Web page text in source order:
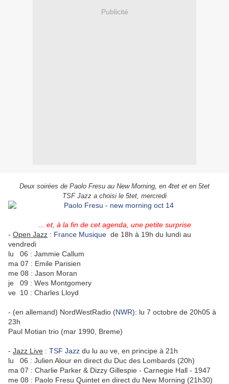
Publicité
Deux soirées de Paolo Fresu au New Morning, en 4tet et en 5tet
TSF Jazz a choisi le 5tet, mercredi
... et, à la fin de cet agenda, une petite surprise
- Open Jazz : France Musique de 18h à 19h du lundi au
vendredi
lu 06 : Jammie Callum
ma 07 : Emile Parisien
me 08 : Jason Moran
je 09 : Wes Montgomery
ve 10 : Charles Lloyd
- (en allemand) NordWestRadio (NWR): lu 7 octobre de 20h05 à
23h
Paul Motian trio (mar 1990, Breme)
- Jazz Live : TSF Jazz du lu au ve, en principe à 21h
lu 06 : Julien Alour en direct du Duc des Lombards (20h)
ma 07 : Charlie Parker & Dizzy Gillespie - Carnegie Hall - 1947
me 08 : Paolo Fresu Quintet en direct du New Morning (21h30)